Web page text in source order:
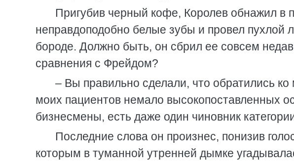
Пригубив черный кофе, Королев обнажил в
неправдоподобно белые зубы и провел
бороде. Должно быть, он сбрил ее совсем
сравнения с Фрейдом?
– Вы правильно сделали, что обратились
моих пациентов немало высокопоставленных
бизнесмены, есть даже один чиновник
Последние слова он произнес, понизив
которым в туманной утренней дымке